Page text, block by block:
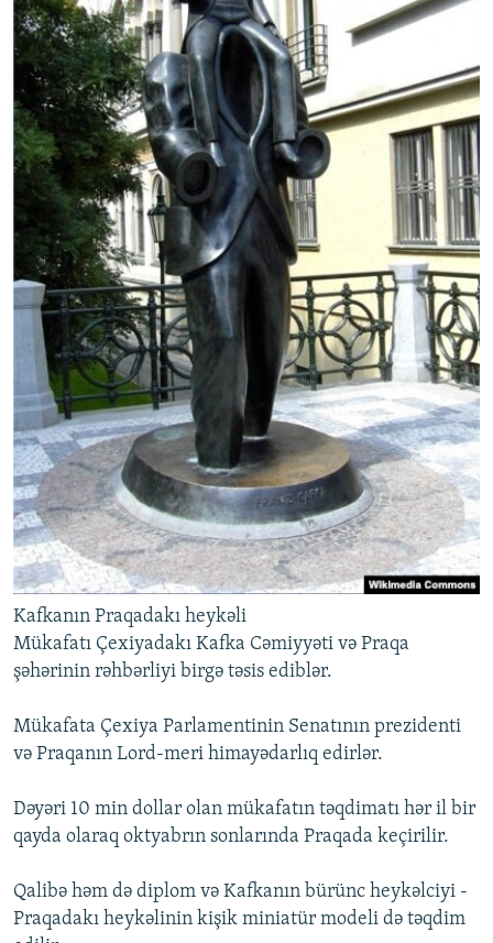
Kafkanın Praqadakı heykəli
Mükafatı Çexiyadakı Kafka Cəmiyyəti və Praqa
şəhərinin rəhbərliyi birgə təsis ediblər.
Mükafata Çexiya Parlamentinin Senatının prezidenti
və Praqanın Lord-meri himayədarlıq edirlər.
Dəyəri 10 min dollar olan mükafatın təqdimatı hər il bir
qayda olaraq oktyabrın sonlarında Praqada keçirilir.
Qalibə həm də diplom və Kafkanın bürünc heykəlciyi -
Praqadakı heykəlinin kişik miniatür modeli də təqdim